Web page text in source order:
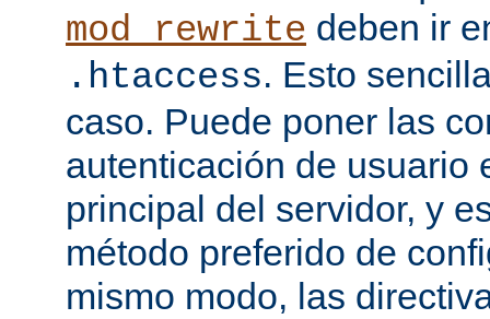
mod_rewrite deben ir
.htaccess. Esto
caso. Puede poner las
autenticación de usuario
principal del servidor, y
método preferido de
mismo modo, las